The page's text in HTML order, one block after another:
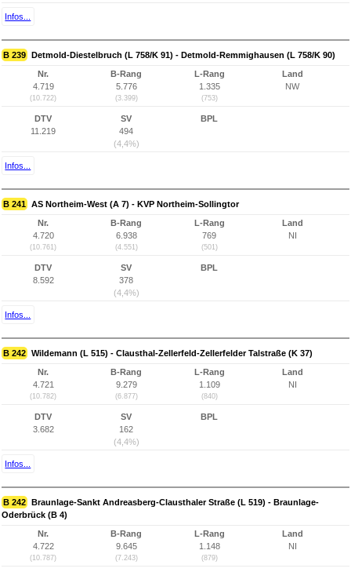
Infos...
B 239 Detmold-Diestelbruch (L 758/K 91) - Detmold-Remmighausen (L 758/K 90)
Nr.
4.719
(10.722)
B-Rang
5.776
(3.399)
L-Rang
1.335
(753)
Land
NW
DTV
11.219
SV
494
(4,4%)
BPL
Infos...
B 241 AS Northeim-West (A 7) - KVP Northeim-Sollingtor
Nr.
4.720
(10.761)
B-Rang
6.938
(4.551)
L-Rang
769
(501)
Land
NI
DTV
8.592
SV
378
(4,4%)
BPL
Infos...
B 242 Wildemann (L 515) - Clausthal-Zellerfeld-Zellerfelder Talstraße (K 37)
Nr.
4.721
(10.782)
B-Rang
9.279
(6.877)
L-Rang
1.109
(840)
Land
NI
DTV
3.682
SV
162
(4,4%)
BPL
Infos...
B 242 Braunlage-Sankt Andreasberg-Clausthaler Straße (L 519) - Braunlage-
Oderbrück (B 4)
Nr.
4.722
(10.787)
B-Rang
9.645
(7.243)
L-Rang
1.148
(879)
Land
NI